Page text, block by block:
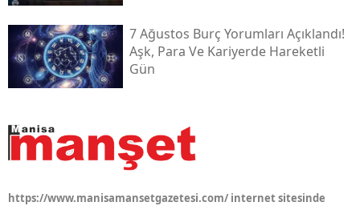
7 Ağustos Burç Yorumları Açıklandı!
Aşk, Para Ve Kariyerde Hareketli
Gün
https://www.manisamansetgazetesi.com/ internet sitesinde